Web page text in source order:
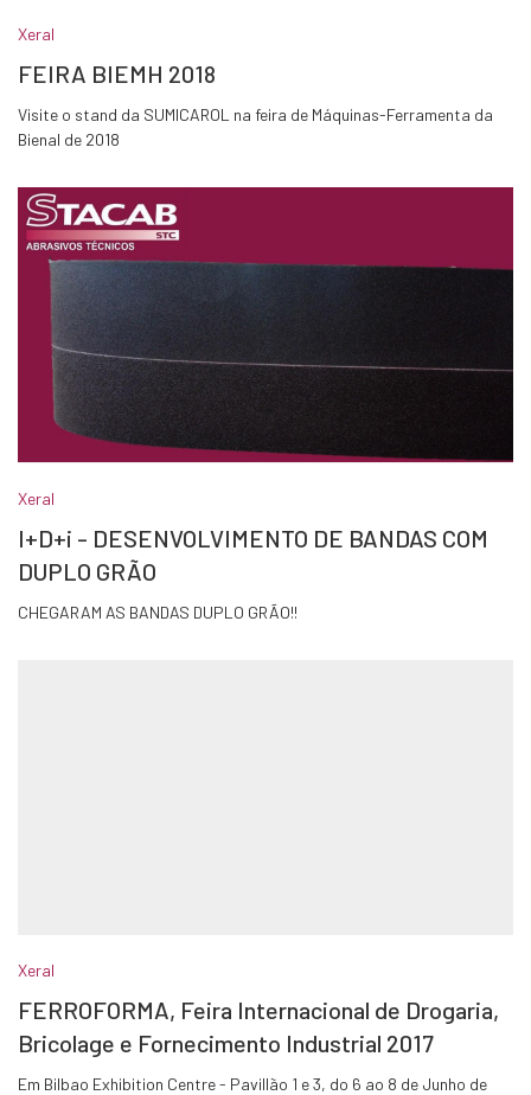
Xeral
FEIRA BIEMH 2018
Visite o stand da SUMICAROL na feira de Máquinas-Ferramenta da
Bienal de 2018
Xeral
I+D+i - DESENVOLVIMENTO DE BANDAS COM
DUPLO GRÃO
CHEGARAM AS BANDAS DUPLO GRÃO!!
Xeral
FERROFORMA, Feira Internacional de Drogaria,
Bricolage e Fornecimento Industrial 2017
Em Bilbao Exhibition Centre - Pavillão 1 e 3, do 6 ao 8 de Junho de